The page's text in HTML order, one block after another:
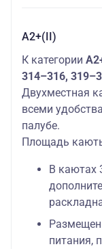
А2+(II)
К категории
314–316,
Двухместная
всеми
палубе.
Площадь
В каютах
питания,